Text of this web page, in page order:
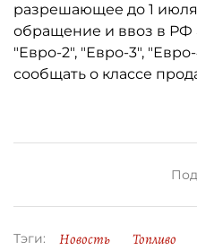
разрешающее до 1 июля
обращение и ввоз в РФ
"Евро-2", "Евро-3",
сообщать о классе
Тэги: Новость Топливо